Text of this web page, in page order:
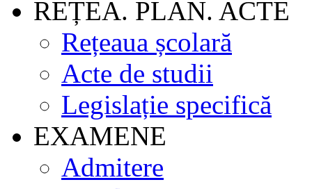
REȚEA. PLAN. ACTE
Rețeaua școlară
Acte de studii
Legislație specifică
EXAMENE
Admitere